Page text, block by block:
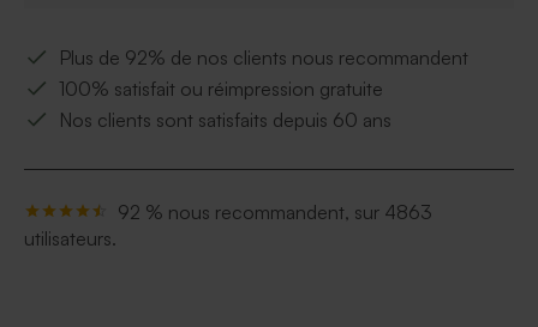
Plus de 92% de nos clients nous recommandent
100% satisfait ou réimpression gratuite
Nos clients sont satisfaits depuis 60 ans
92 % nous recommandent, sur 4863
utilisateurs.